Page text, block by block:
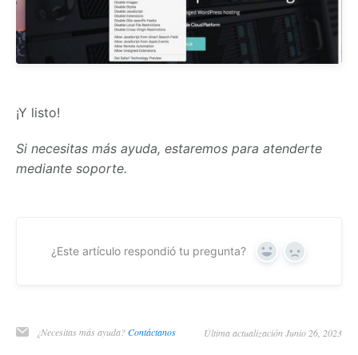
¡Y listo!
Si necesitas más ayuda, estaremos para atenderte
mediante soporte.
¿Este artículo respondió tu pregunta? Yes No
¿Necesitas más ayuda?Contáctanos Última actualización Junio 26, 2023